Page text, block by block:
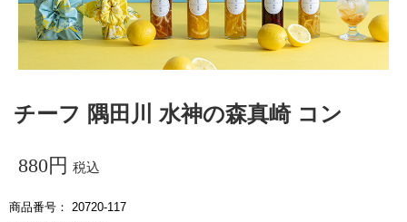
チーフ 隅田川 水神の森真崎 コン
880 税込
商品番号
20720-117